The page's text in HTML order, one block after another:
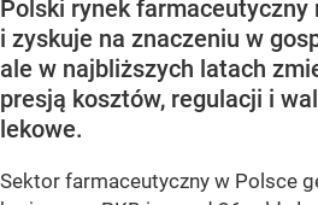
Polski rynek
i zyskuje na znaczeniu w
ale w najbliższych latach
presją kosztów, regulacji i
lekowe.
Sektor farmaceutyczny w Polsce